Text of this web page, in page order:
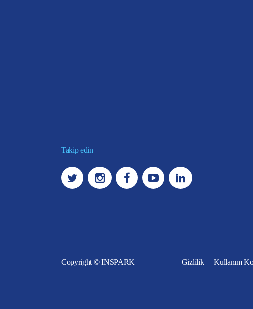
Takip edin
Copyright © INSPARK Gizlilik Kullanım